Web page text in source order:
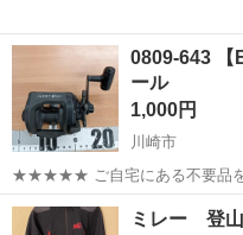
0809-643 【
ール
1,000円
川崎市
★★★★★ ご自宅にある不要品を
みしませんか？ 家電、趣味・ス
衣料服飾品、生活雑貨、家具、
神奈川 川崎市 その他
ミレー 登